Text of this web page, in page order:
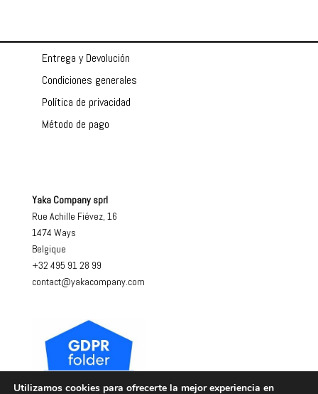
Entrega y Devolución
Condiciones generales
Política de privacidad
Método de pago
Yaka Company sprl
Rue Achille Fiévez, 16
1474 Ways
Belgique
+32 495 91 28 99
contact@yakacompany.com
Utilizamos cookies para ofrecerte la mejor experiencia en